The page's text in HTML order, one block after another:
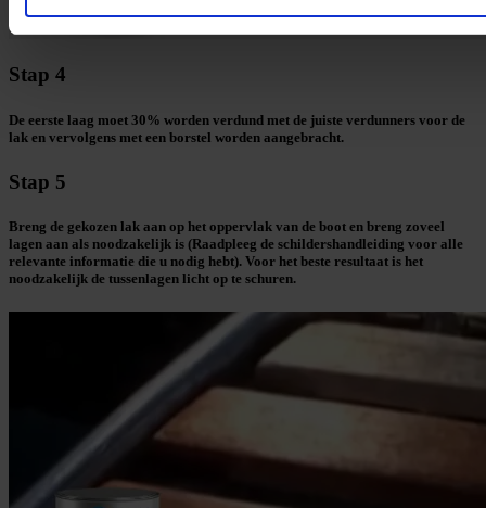
Stap 4
De eerste laag moet 30% worden verdund met de juiste verdunners voor de
lak en vervolgens met een borstel worden aangebracht.
Stap 5
Breng de gekozen lak aan op het oppervlak van de boot en breng zoveel
lagen aan als noodzakelijk is (Raadpleeg de schildershandleiding voor alle
relevante informatie die u nodig hebt). Voor het beste resultaat is het
noodzakelijk de tussenlagen licht op te schuren.